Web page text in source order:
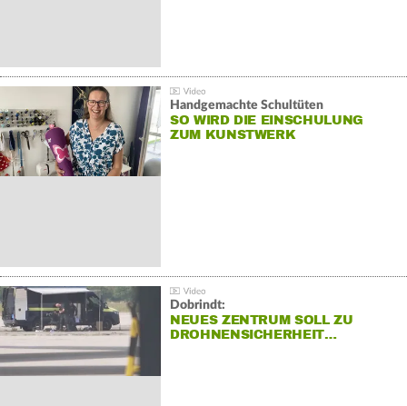
Handgemachte Schultüten
SO WIRD DIE EINSCHULUNG
ZUM KUNSTWERK
Dobrindt:
NEUES ZENTRUM SOLL ZU
DROHNENSICHERHEIT…